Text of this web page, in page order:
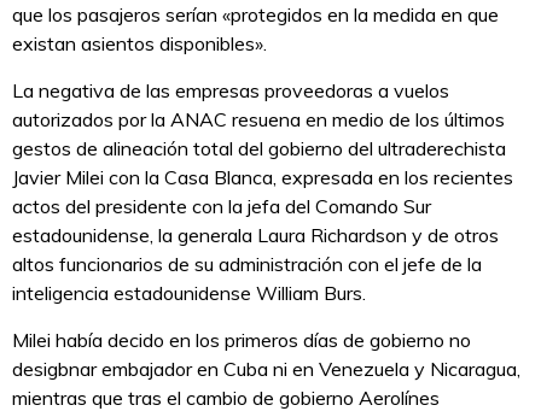
que los pasajeros serían «protegidos en la medida en que
existan asientos disponibles».
La negativa de las empresas proveedoras a vuelos
autorizados por la ANAC resuena en medio de los últimos
gestos de alineación total del gobierno del ultraderechista
Javier Milei con la Casa Blanca, expresada en los recientes
actos del presidente con la jefa del Comando Sur
estadounidense, la generala Laura Richardson y de otros
altos funcionarios de su administración con el jefe de la
inteligencia estadounidense William Burs.
Milei había decido en los primeros días de gobierno no
desigbnar embajador en Cuba ni en Venezuela y Nicaragua,
mientras que tras el cambio de gobierno Aerolínes